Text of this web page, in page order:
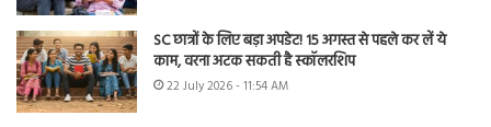
SC छात्रों के लिए बड़ा अपडेट! 15 अगस्त से पहले कर लें ये
काम, वरना अटक सकती है स्कॉलरशिप
22 July 2026 - 11:54 AM